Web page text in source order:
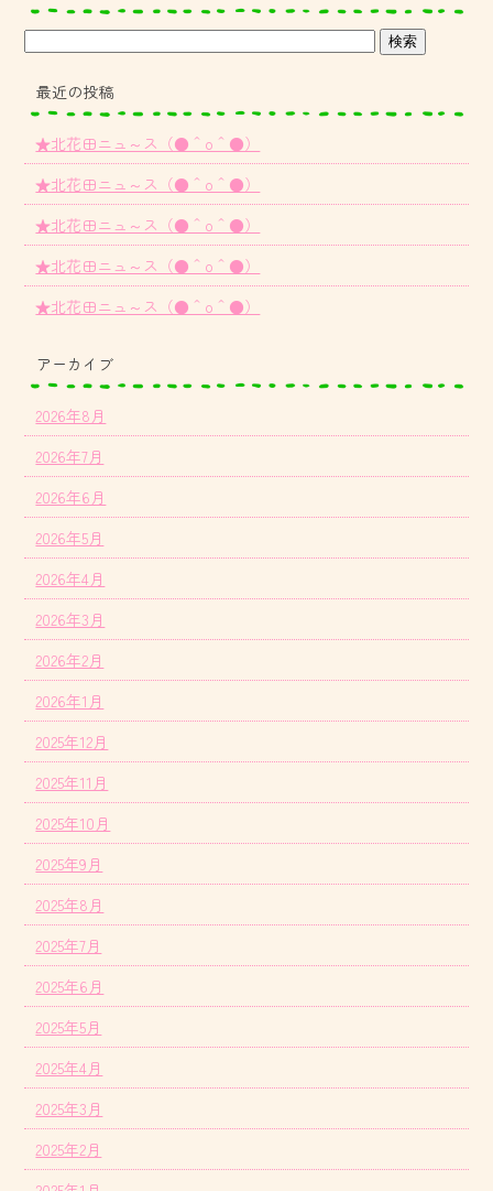
最近の投稿
★北花田ニュ～ス（●＾o＾●）
★北花田ニュ～ス（●＾o＾●）
★北花田ニュ～ス（●＾o＾●）
★北花田ニュ～ス（●＾o＾●）
★北花田ニュ～ス（●＾o＾●）
アーカイブ
2026年8月
2026年7月
2026年6月
2026年5月
2026年4月
2026年3月
2026年2月
2026年1月
2025年12月
2025年11月
2025年10月
2025年9月
2025年8月
2025年7月
2025年6月
2025年5月
2025年4月
2025年3月
2025年2月